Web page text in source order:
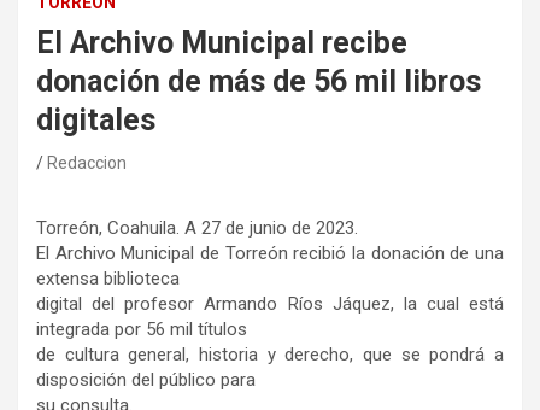
El Archivo Municipal recibe
donación de más de 56 mil libros
digitales
Redaccion
Torreón, Coahuila. A 27 de junio de 2023.
El Archivo Municipal de Torreón recibió la donación de una
extensa biblioteca
digital del profesor Armando Ríos Jáquez, la cual está
integrada por 56 mil títulos
de cultura general, historia y derecho, que se pondrá a
disposición del público para